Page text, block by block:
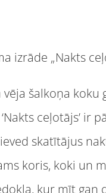
izrāde „Nakts
šalkoņa koku
ceļotājs’ ir
skatītājus
koris, koki un
kur mīt gan